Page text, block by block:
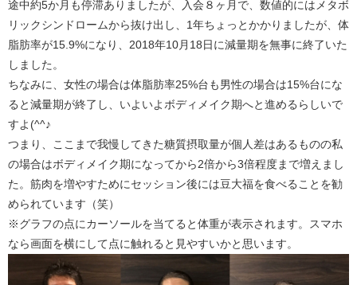
途中約5か月も停滞ありましたが、入会８ヶ月で、数値的にはメタボ
リックシンドロームから抜け出し、1年ちょっとかかりましたが、体
脂肪率が15.9%になり、2018年10月18日に減量期を無事に終了いた
しました。
ちなみに、女性の場合は体脂肪率25%台も男性の場合は15%台にな
ると減量期が終了し、いよいよボディメイク期へと進めるらしいで
すよ(^^♪
つまり、ここまで我慢してきた糖質摂取量が個人差はあるものの私
の場合はボディメイク期になってから2倍から3倍程度まで増えまし
た。筋肉を増やすためにセッション後には豆大福を食べることを勧
められています（笑）
※グラフの点にカーソールを当てると体重が表示されます。スマホ
なら画面を横にして点に触れると見やすいかと思います。